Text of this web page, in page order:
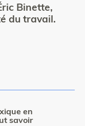
Binette,
du travail.
en
savoir